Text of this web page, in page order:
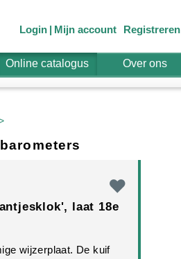
Login Mijn account Registreren
Online catalogus Over ons
laat 18e
wijzerplaat. De kuif